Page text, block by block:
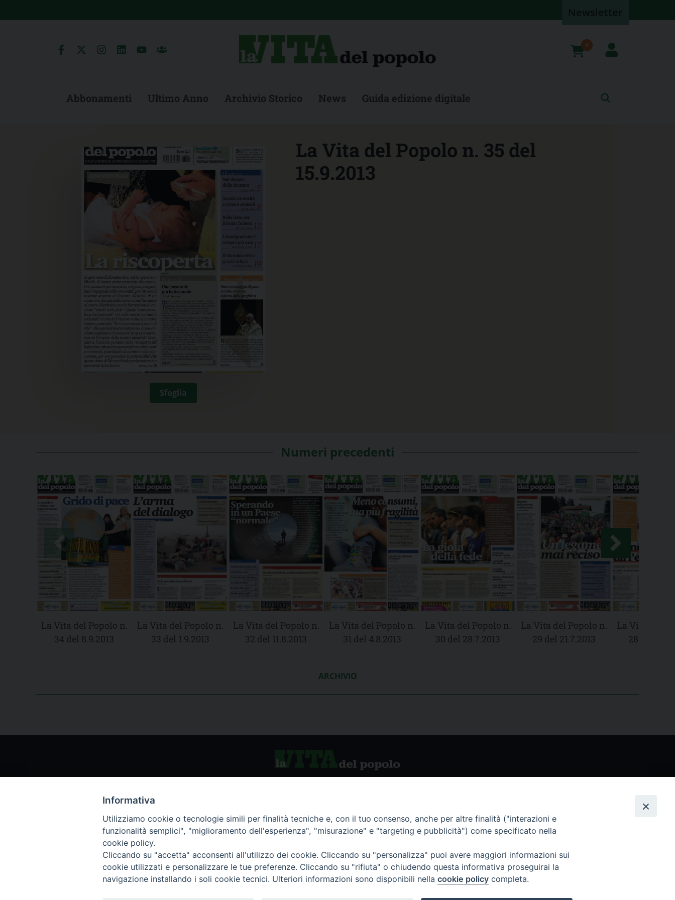
to
0
Abbonamenti Ultimo Anno Archivio Storico News Guida edizione digitale
Sfoglia
La Vita del Popolo n. 35 del
15.9.2013
Numeri precedenti
La Vita del Popolo n.
34 del 8.9.2013
La Vita del Popolo n.
33 del 1.9.2013
La Vita del Popolo n.
32 del 11.8.2013
La Vita del Popolo n.
31 del 4.8.2013
La Vita del Popolo n.
30 del 28.7.2013
La Vita del Popolo n.
29 del 21.7.2013
La Vita del
28 del
ARCHIVIO
Chi siamo
Servizio Clienti
Archivio rivista
Abbonamenti
Informativa
Utilizziamo cookie o tecnologie simili per finalità tecniche e, con il tuo consenso, anche per altre finalità ("interazioni e
funzionalità semplici", "miglioramento dell'esperienza", "misurazione" e "targeting e pubblicità") come specificato nella
cookie policy.
Cliccando su "accetta" acconsenti all'utilizzo dei cookie. Cliccando su "personalizza" puoi avere maggiori informazioni sui
cookie utilizzati e personalizzare le tue preferenze. Cliccando su "rifiuta" o chiudendo questa informativa proseguirai la
navigazione installando i soli cookie tecnici. Ulteriori informazioni sono disponibili nella cookie policy completa.